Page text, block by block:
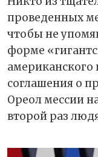
проведенных
чтобы не
форме
американского
соглашения о
Ореол мессии
второй раз